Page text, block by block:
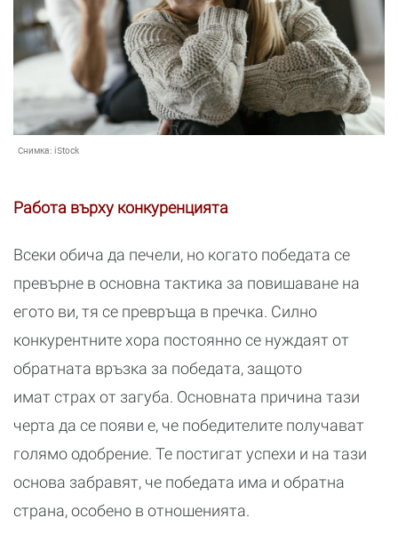
Снимка: iStock
Работа върху конкуренцията
Всеки обича да печели, но когато победата се
превърне в основна тактика за повишаване на
егото ви, тя се превръща в пречка. Силно
конкурентните хора постоянно се нуждаят от
обратната връзка за победата, защото
имат страх от загуба. Основната причина тази
черта да се появи е, че победителите получават
голямо одобрение. Те постигат успехи и на тази
основа забравят, че победата има и обратна
страна, особено в отношенията.